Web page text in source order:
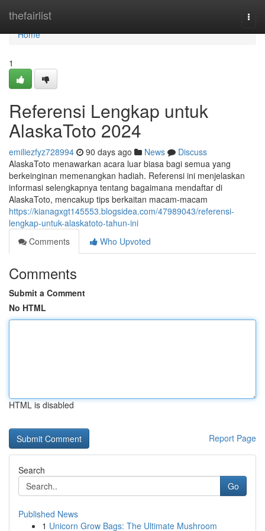
thefairlist
Home
Home
1
Referensi Lengkap untuk
AlaskaToto 2024
emiliezfyz728994 90 days ago News
Discuss
AlaskaToto menawarkan acara luar biasa bagi semua yang
berkeinginan memenangkan hadiah. Referensi ini menjelaskan
informasi selengkapnya tentang bagaimana mendaftar di
AlaskaToto, mencakup tips berkaitan macam-macam
https://kianagxgt145553.blogsidea.com/47989043/referensi-
lengkap-untuk-alaskatoto-tahun-ini
Comments
Who Upvoted
Comments
Submit a Comment
No HTML
HTML is disabled
Report Page
Search
Go
Published News
1 Unicorn Grow Bags: The Ultimate Mushroom